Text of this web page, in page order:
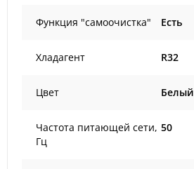
Функция "самоочистка" Есть
Хладагент R32
Цвет Белый
Частота питающей сети,
Гц
50